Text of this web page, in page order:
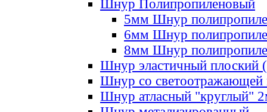
Шнур Полипропиленовый
5мм Шнур
6мм Шнур
8мм Шнур
Шнур эластичный плоский
Шнур со светоотражающей
Шнур атласный "круглый"